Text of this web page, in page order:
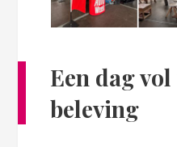
Een dag
beleving